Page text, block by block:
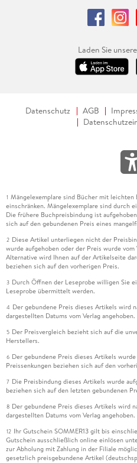
Laden Sie
Datenschutz AGB
1 Mängelexemplare sind Bücher mit leichten
einschränken. Mängelexemplare sind durch
Die frühere Buchpreisbindung ist
sich auf den gebundenen Preis eines
2 Diese Artikel unterliegen nicht der
wurde aufgehoben oder der Preis wurde
Alternative wird Ihnen auf der Artikelseite
beziehen sich auf den vorherigen Preis.
3 Durch Öffnen der Leseprobe willigen Sie
Leseprobe übermittelt werden.
4 Der gebundene Preis dieses Artikels wird
dargestellten Datums vom Verlag angehoben.
5 Der Preisvergleich bezieht sich auf die
Herstellers.
6 Der gebundene Preis dieses Artikels
Preissenkungen beziehen sich auf den
7 Die Preisbindung dieses Artikels wurde
beziehen sich auf den letzten gebundenen
8 Der gebundene Preis dieses Artikels wird
dargestellten Datums vom Verlag angehoben.
12 Ihr Gutschein SOMMER13 gilt bis
Gutschein ausschließlich online einlösen
zur Abholung mit Zahlung in der Filiale
gesetzlich preisgebundene Artikel